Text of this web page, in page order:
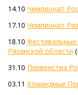
14.10 Чемпионат
17.10 Чемпионат
18.10
Рязанской области
31.10 Первенства
03.11 Командные